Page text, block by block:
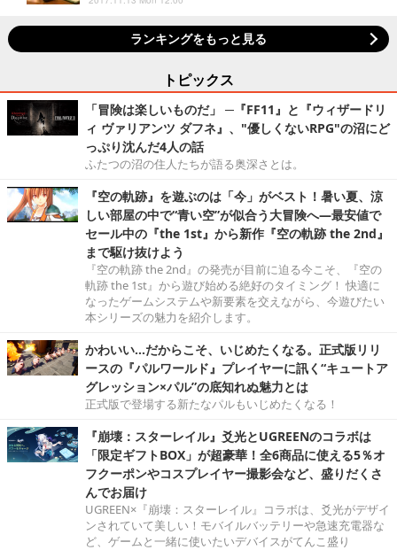
ランキングをもっと見る
トピックス
「冒険は楽しいものだ」 ─『FF11』と『ウィザードリ
ィ ヴァリアンツ ダフネ』、"優しくないRPG"の沼にど
っぷり沈んだ4人の話
ふたつの沼の住人たちが語る奥深さとは。
『空の軌跡』を遊ぶのは「今」がベスト！暑い夏、涼
しい部屋の中で“青い空”が似合う大冒険へ―最安値で
セール中の『the 1st』から新作『空の軌跡 the 2nd』
まで駆け抜けよう
『空の軌跡 the 2nd』の発売が目前に迫る今こそ、『空の
軌跡 the 1st』から遊び始める絶好のタイミング！ 快適に
なったゲームシステムや新要素を交えながら、今遊びたい
本シリーズの魅力を紹介します。
かわいい…だからこそ、いじめたくなる。正式版リリ
ースの『パルワールド』プレイヤーに訊く“キュートア
グレッション×パル”の底知れぬ魅力とは
正式版で登場する新たなパルもいじめたくなる！
『崩壊：スターレイル』爻光とUGREENのコラボは
「限定ギフトBOX」が超豪華！全6商品に使える5％オ
フクーポンやコスプレイヤー撮影会など、盛りだくさ
んでお届け
UGREEN×『崩壊：スターレイル』コラボは、爻光がデザイ
ンされていて美しい！モバイルバッテリーや急速充電器な
ど、ゲームと一緒に使いたいデバイスがてんこ盛り